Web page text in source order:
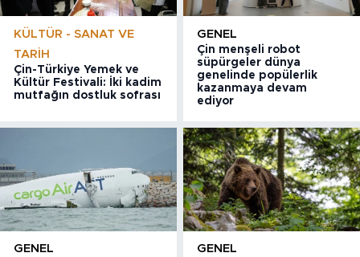
KÜLTÜR - SANAT VE
TARIH
Çin-Türkiye Yemek ve
Kültür Festivali: İki kadim
mutfağın dostluk sofrası
GENEL
Çin menşeli robot
süpürgeler dünya
genelinde popülerlik
kazanmaya devam
ediyor
GENEL GENEL